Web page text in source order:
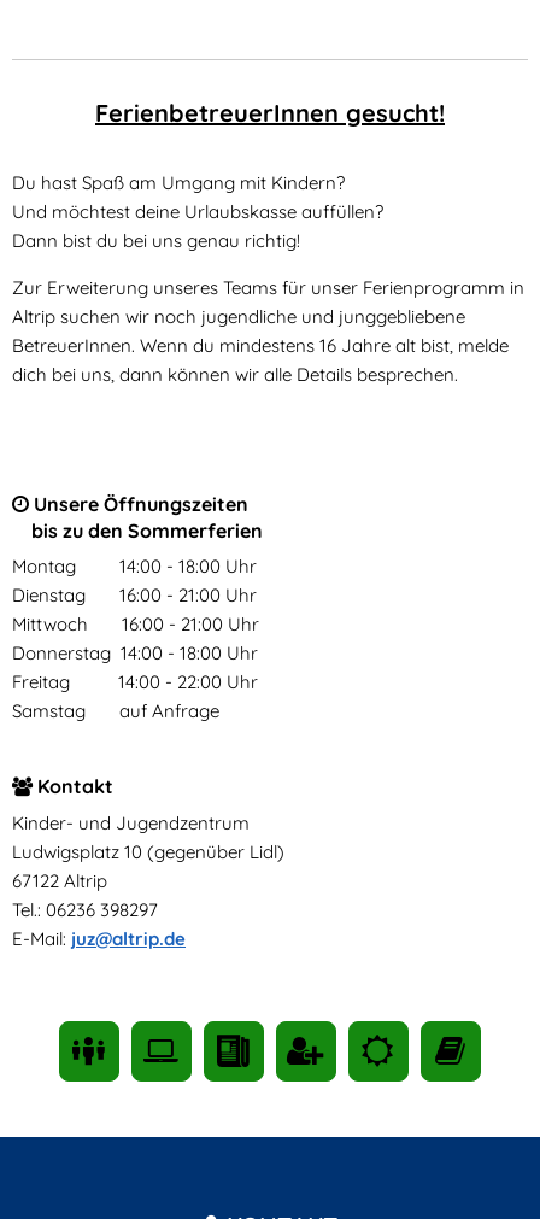
FerienbetreuerInnen gesucht!
Du hast Spaß am Umgang mit Kindern?
Und möchtest deine Urlaubskasse auffüllen?
Dann bist du bei uns genau richtig!
Zur Erweiterung unseres Teams für unser Ferienprogramm in
Altrip suchen wir noch jugendliche und junggebliebene
BetreuerInnen. Wenn du mindestens 16 Jahre alt bist, melde
dich bei uns, dann können wir alle Details besprechen.
Unsere Öffnungszeiten
bis zu den Sommerferien
Montag 14:00 - 18:00 Uhr
Dienstag 16:00 - 21:00 Uhr
Mittwoch 16:00 - 21:00 Uhr
Donnerstag 14:00 - 18:00 Uhr
Freitag 14:00 - 22:00 Uhr
Samstag auf Anfrage
Kontakt
Kinder- und Jugendzentrum
Ludwigsplatz 10 (gegenüber Lidl)
67122 Altrip
Tel.: 06236 398297
E-Mail: juz@altrip.de